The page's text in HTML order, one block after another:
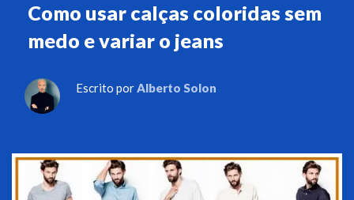
Como usar calças coloridas sem
medo e variar o jeans
Escrito porAlberto Solon